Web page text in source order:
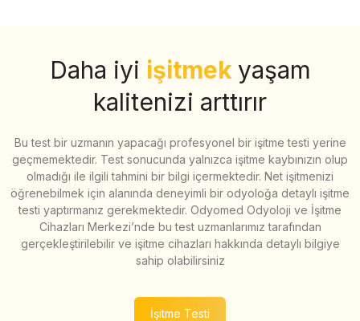
Daha iyi işitmek yaşam
kalitenizi arttırır
Bu test bir uzmanın yapacağı profesyonel bir işitme testi yerine
geçmemektedir. Test sonucunda yalnızca işitme kaybınızın olup
olmadığı ile ilgili tahmini bir bilgi içermektedir. Net işitmenizi
öğrenebilmek için alanında deneyimli bir odyoloğa detaylı işitme
testi yaptırmanız gerekmektedir. Odyomed Odyoloji ve İşitme
Cihazları Merkezi’nde bu test uzmanlarımız tarafından
gerçekleştirilebilir ve işitme cihazları hakkında detaylı bilgiye
sahip olabilirsiniz
İşitme Testi